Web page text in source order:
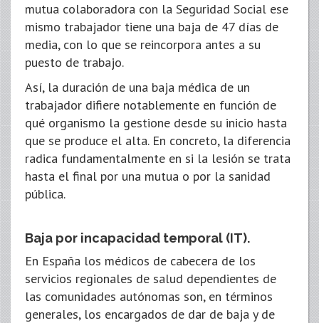
mutua colaboradora con la Seguridad Social ese
mismo trabajador tiene una baja de 47 días de
media, con lo que se reincorpora antes a su
puesto de trabajo.
Así, la duración de una baja médica de un
trabajador difiere notablemente en función de
qué organismo la gestione desde su inicio hasta
que se produce el alta. En concreto, la diferencia
radica fundamentalmente en si la lesión se trata
hasta el final por una mutua o por la sanidad
pública.
Baja por incapacidad temporal (IT).
En España los médicos de cabecera de los
servicios regionales de salud dependientes de
las comunidades autónomas son, en términos
generales, los encargados de dar de baja y de